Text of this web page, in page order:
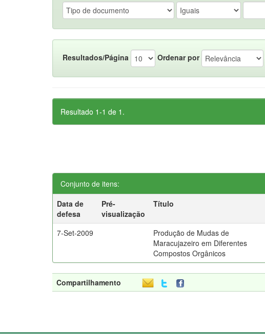
Resultados/Página Ordenar por
Resultado 1-1 de 1.
Conjunto de itens:
Data de
defesa
Pré-
visualização
Título
7-Set-2009
Produção de Mudas de
Maracujazeiro em Diferentes
Compostos Orgânicos
Compartilhamento